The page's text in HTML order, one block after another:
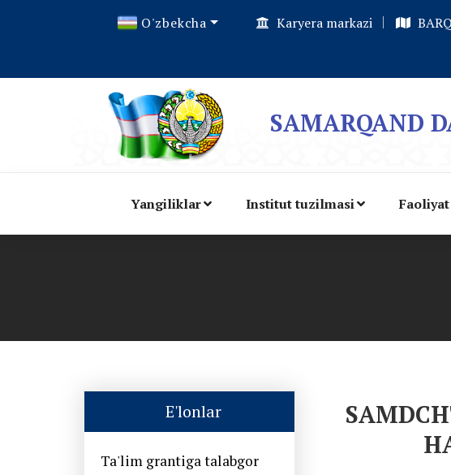
O'zbekcha Karyera markazi
SAMARQAND
Yangiliklar Institut tuzilmasi Faoliyat
E'lonlar
Ta'lim grantiga talabgor